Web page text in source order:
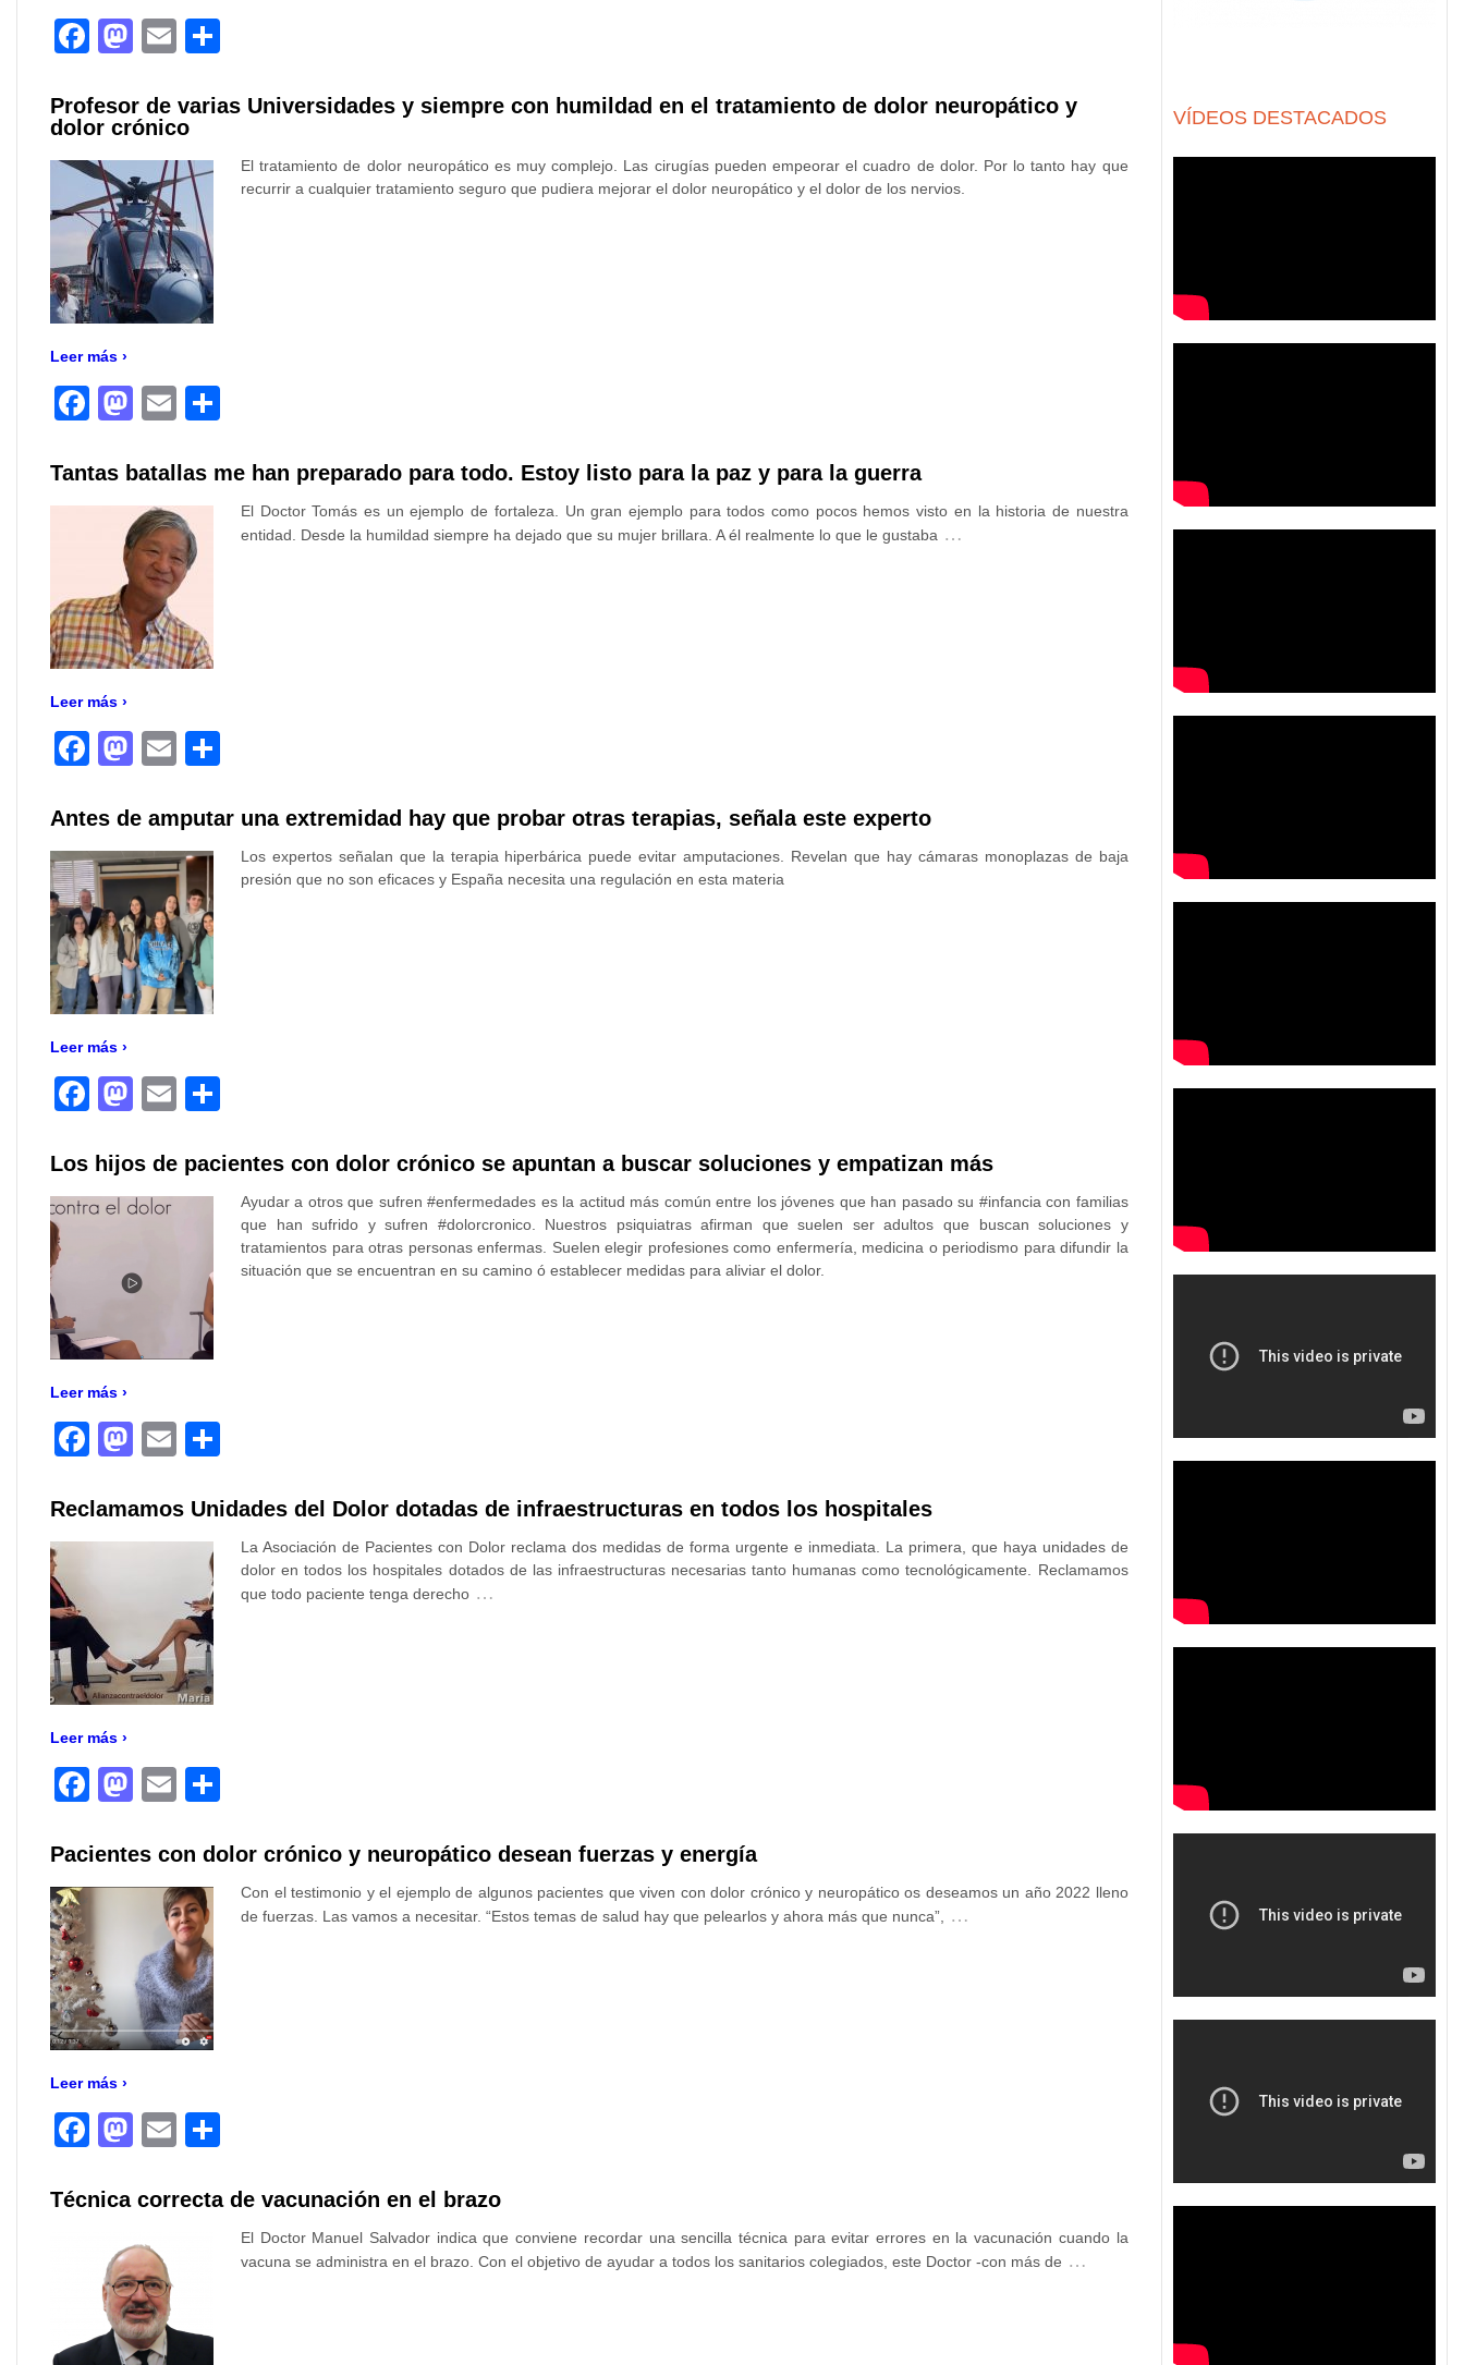
Facebook
Mastodon
Email
Profesor de varias Universidades y siempre con humildad en el tratamiento de dolor neuropático y
dolor crónico
El tratamiento de dolor neuropático es muy complejo. Las cirugías pueden empeorar el cuadro de dolor. Por lo tanto hay que
recurrir a cualquier tratamiento seguro que pudiera mejorar el dolor neuropático y el dolor de los nervios.
Leer más ›
Facebook
Mastodon
Email
Tantas batallas me han preparado para todo. Estoy listo para la paz y para la guerra
El Doctor Tomás es un ejemplo de fortaleza. Un gran ejemplo para todos como pocos hemos visto en la historia de nuestra
entidad. Desde la humildad siempre ha dejado que su mujer brillara. A él realmente lo que le gustaba …
Leer más ›
Facebook
Mastodon
Email
Antes de amputar una extremidad hay que probar otras terapias, señala este experto
Los expertos señalan que la terapia hiperbárica puede evitar amputaciones. Revelan que hay cámaras monoplazas de baja
presión que no son eficaces y España necesita una regulación en esta materia
Leer más ›
Facebook
Mastodon
Email
Los hijos de pacientes con dolor crónico se apuntan a buscar soluciones y empatizan más
Ayudar a otros que sufren #enfermedades es la actitud más común entre los jóvenes que han pasado su #infancia con familias
que han sufrido y sufren #dolorcronico. Nuestros psiquiatras afirman que suelen ser adultos que buscan soluciones y
tratamientos para otras personas enfermas. Suelen elegir profesiones como enfermería, medicina o periodismo para difundir la
situación que se encuentran en su camino ó establecer medidas para aliviar el dolor.
Leer más ›
Facebook
Mastodon
Email
Reclamamos Unidades del Dolor dotadas de infraestructuras en todos los hospitales
La Asociación de Pacientes con Dolor reclama dos medidas de forma urgente e inmediata. La primera, que haya unidades de
dolor en todos los hospitales dotados de las infraestructuras necesarias tanto humanas como tecnológicamente. Reclamamos
que todo paciente tenga derecho …
Leer más ›
Facebook
Mastodon
Email
Pacientes con dolor crónico y neuropático desean fuerzas y energía
Con el testimonio y el ejemplo de algunos pacientes que viven con dolor crónico y neuropático os deseamos un año 2022 lleno
de fuerzas. Las vamos a necesitar. “Estos temas de salud hay que pelearlos y ahora más que nunca”,
…
Leer más ›
Facebook
Mastodon
Email
Técnica correcta de vacunación en el brazo
El Doctor Manuel Salvador indica que conviene recordar una sencilla técnica para evitar errores en la vacunación cuando la
vacuna se administra en el brazo. Con el objetivo de ayudar a todos los sanitarios colegiados, este Doctor -con más de …
VÍDEOS DESTACADOS